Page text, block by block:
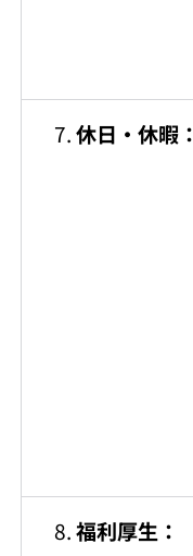
休日・休暇：
福利厚生：